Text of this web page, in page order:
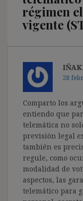
régimen
vigente
28
Comparto los
entiendo que
telemática no
previsión legal
también es
regule, como
modalidad de
aspectos, las
telemático para